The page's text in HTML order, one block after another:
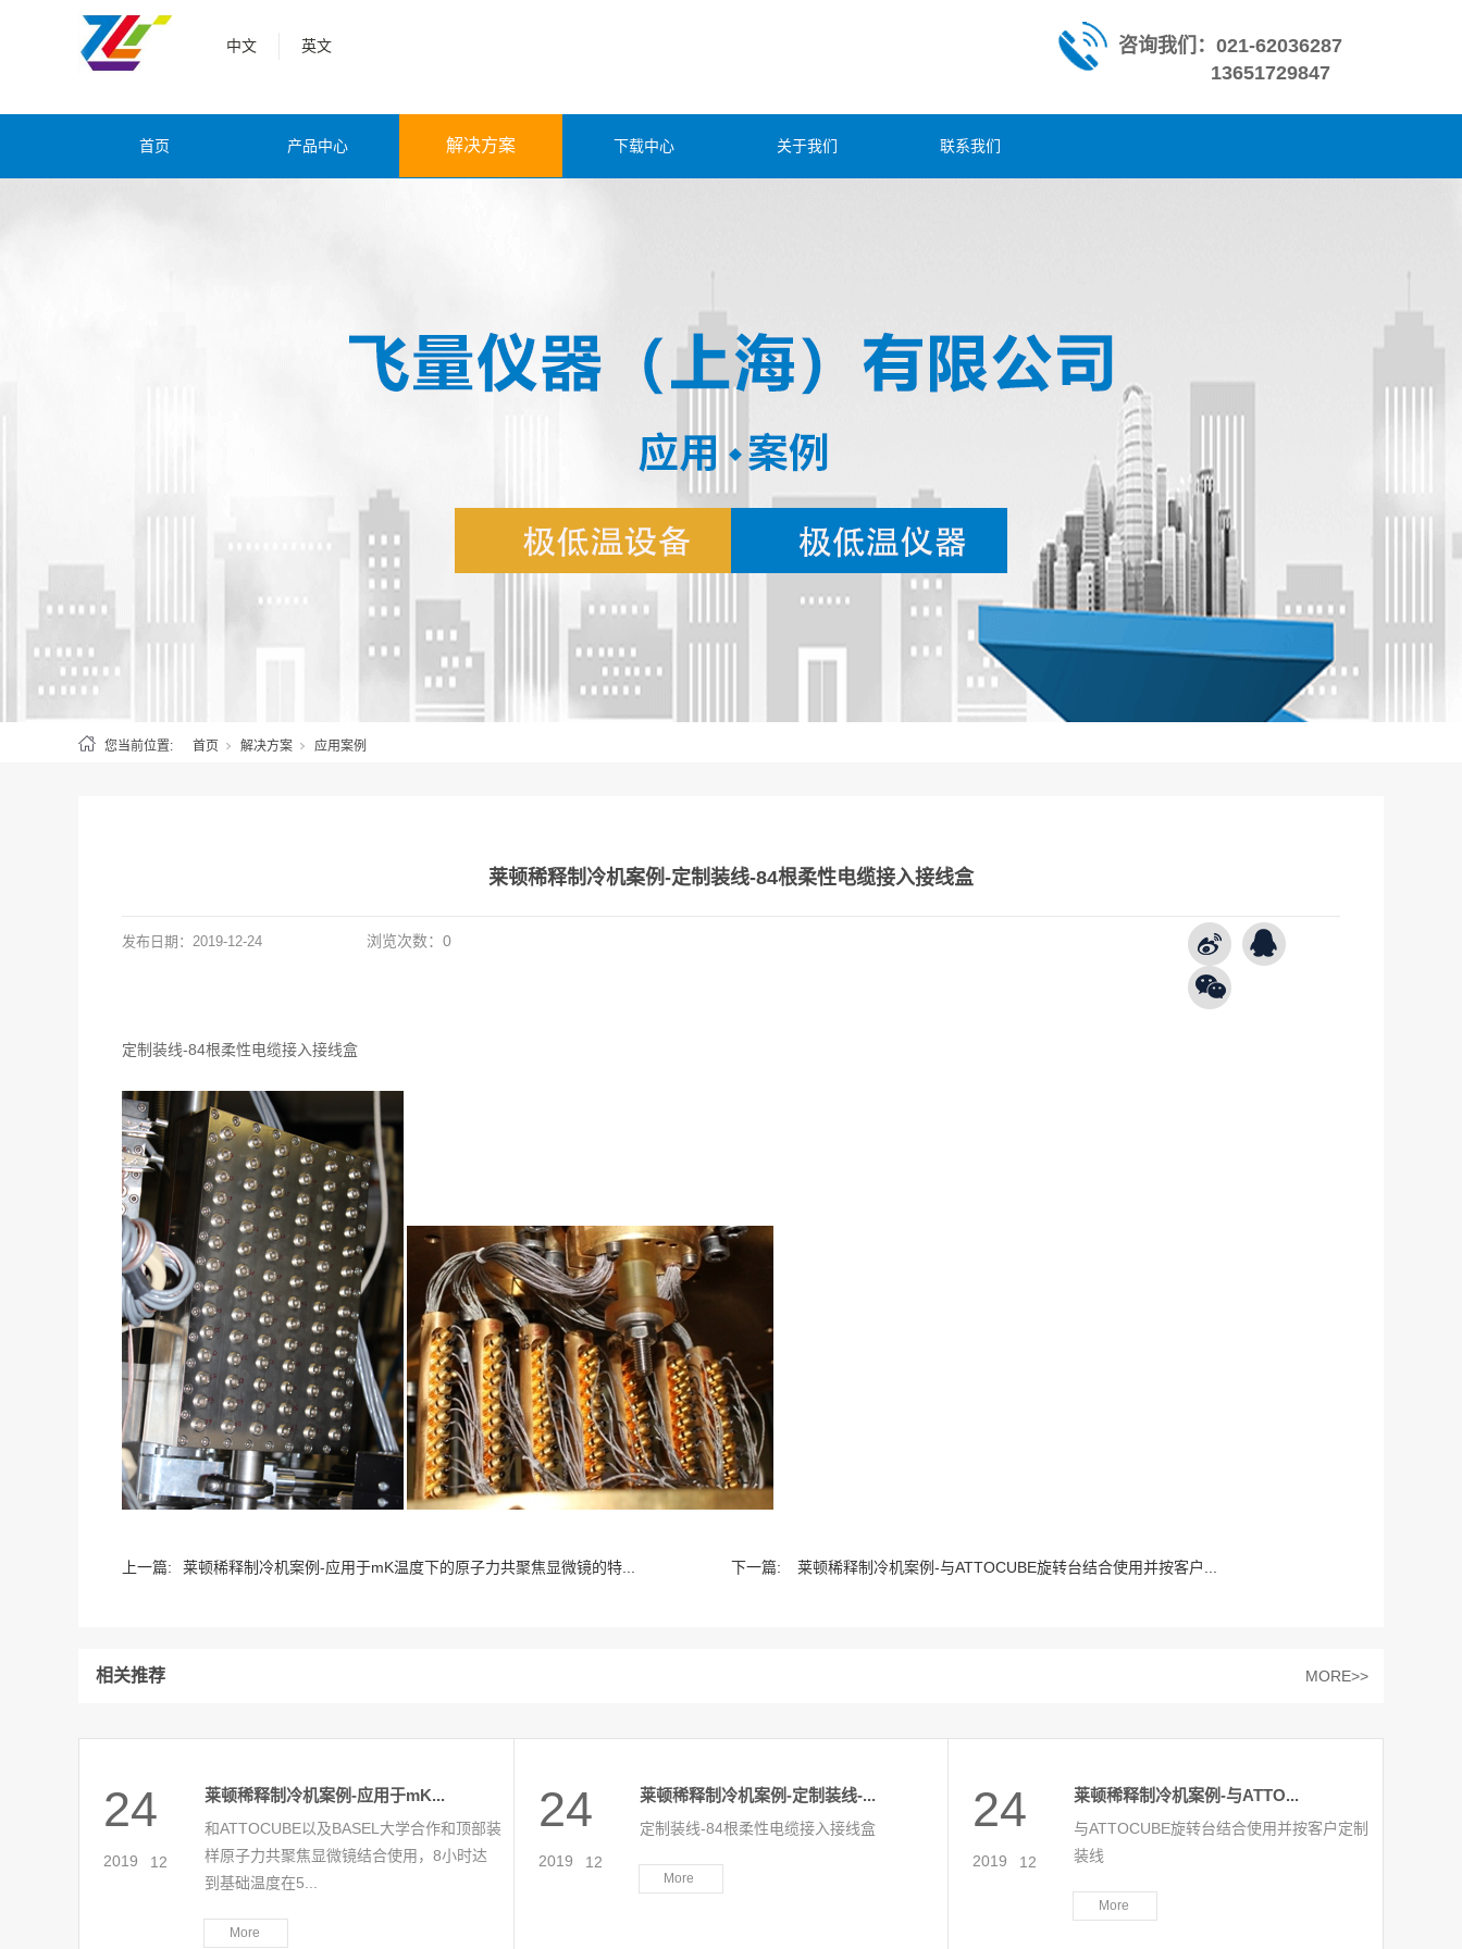
中文 英文
咨询我们：021-62036287
13651729847
首页 产品中心 解决方案 下载中心 关于我们 联系我们
您当前位置: 首页 解决方案 应用案例
莱顿稀释制冷机案例-定制装线-84根柔性电缆接入接线盒
发布日期： 2019-12-24 浏览次数： 0
定制装线-84根柔性电缆接入接线盒
上一篇: 莱顿稀释制冷机案例-应用于mK温度下的原子力共聚焦显微镜的特... 下一篇: 莱顿稀释制冷机案例-与ATTOCUBE旋转台结合使用并按客户...
相关推荐 MORE>>
2019 12
24 莱顿稀释制冷机案例-应用于mK...
和ATTOCUBE以及BASEL大学合作和顶部装
样原子力共聚焦显微镜结合使用，8小时达
到基础温度在5...
More
2019 12
24 莱顿稀释制冷机案例-定制装线-...
定制装线-84根柔性电缆接入接线盒
More
2019 12
24 莱顿稀释制冷机案例-与ATTO...
与ATTOCUBE旋转台结合使用并按客户定制
装线
More